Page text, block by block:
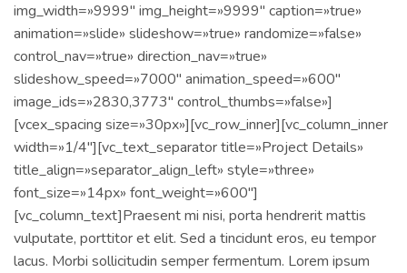
img_width=»9999″ img_height=»9999″ caption=»true»
animation=»slide» slideshow=»true» randomize=»false»
control_nav=»true» direction_nav=»true»
slideshow_speed=»7000″ animation_speed=»600″
image_ids=»2830,3773″ control_thumbs=»false»]
[vcex_spacing size=»30px»][vc_row_inner][vc_column_inner
width=»1/4″][vc_text_separator title=»Project Details»
title_align=»separator_align_left» style=»three»
font_size=»14px» font_weight=»600″]
[vc_column_text]Praesent mi nisi, porta hendrerit mattis
vulputate, porttitor et elit. Sed a tincidunt eros, eu tempor
lacus. Morbi sollicitudin semper fermentum. Lorem ipsum